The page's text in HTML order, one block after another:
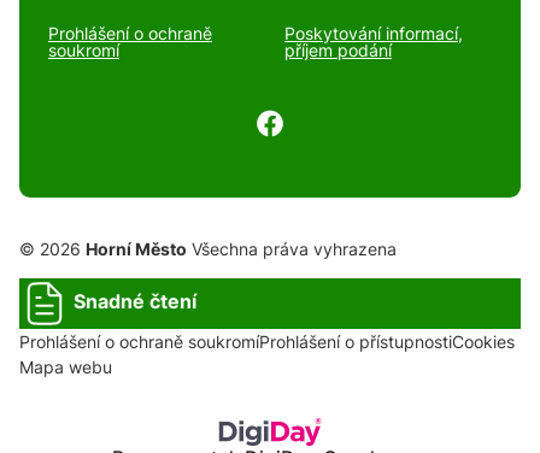
Prohlášení o ochraně
soukromí
Poskytování informací,
příjem podání
© 2026 Horní Město Všechna práva vyhrazena
Snadné čtení
Prohlášení o ochraně soukromíProhlášení o přístupnostiCookies
Mapa webu